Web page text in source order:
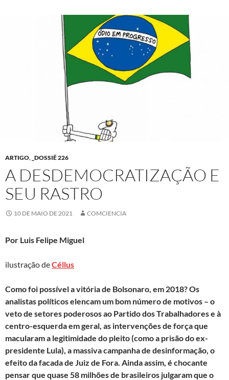
ARTIGO, _DOSSIÊ 226
A DESDEMOCRATIZAÇÃO E
SEU RASTRO
10 DE MAIO DE 2021 COMCIENCIA
Por Luis Felipe Miguel
ilustração deCéllus
Como foi possível a vitória de Bolsonaro, em 2018? Os
analistas políticos elencam um bom número de motivos – o
veto de setores poderosos ao Partido dos Trabalhadores e à
centro-esquerda em geral, as intervenções de força que
macularam a legitimidade do pleito (como a prisão do ex-
presidente Lula), a massiva campanha de desinformação, o
efeito da facada de Juiz de Fora. Ainda assim, é chocante
pensar que quase 58 milhões de brasileiros julgaram que o